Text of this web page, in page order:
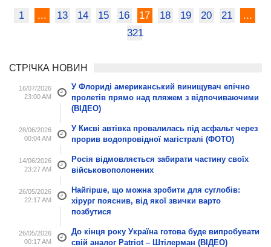
1 ... 13 14 15 16 17 18 19 20 21
...
321
СТРІЧКА НОВИН
16/07/2026
23:00 AM
У Флориді американський винищувач епічно
пролетів прямо над пляжем з відпочиваючими
(ВІДЕО)
28/06/2026
00:04 AM
У Києві автівка провалилась під асфальт через
прорив водопровідної магістралі (ФОТО)
14/06/2026
23:27 AM
Росія відмовляється забирати частину своїх
військовополонених
26/05/2026
22:17 AM
Найгірше, що можна зробити для суглобів:
хірург пояснив, від якої звички варто
позбутися
26/05/2026
00:17 AM
До кінця року Україна готова буде випробувати
свій аналог Patriot – Штілерман (ВІДЕО)